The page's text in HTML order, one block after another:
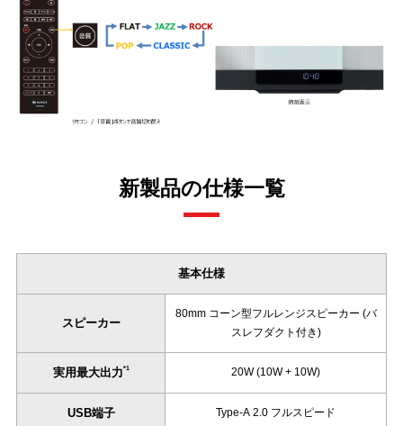
新製品の仕様一覧
基本仕様
スピーカー
80mm コーン型フルレンジスピーカー (バ
スレフダクト付き)
実用最大出力*1 20W (10W + 10W)
USB端子 Type-A 2.0 フルスピード